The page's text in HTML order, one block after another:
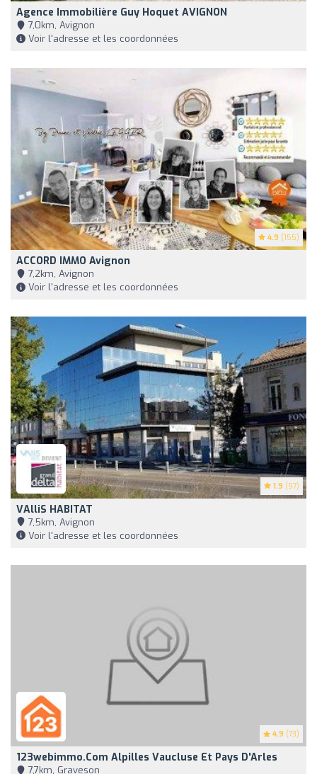
Agence Immobilière Guy Hoquet AVIGNON
7,0km, Avignon
Voir l'adresse et les coordonnées
4.9 (155)
ACCORD IMMO Avignon
7,2km, Avignon
Voir l'adresse et les coordonnées
1.9 (97)
VAlliS HABITAT
7,5km, Avignon
Voir l'adresse et les coordonnées
4.9 (73)
123webimmo.com Alpilles Vaucluse Et Pays D'Arles
7,7km, Graveson